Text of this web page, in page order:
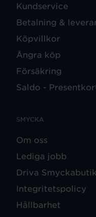
Kundservice
Betalning &
Köpvillkor
Ångra köp
Försäkring
Saldo -
SMYCKA
Om oss
Lediga jobb
Driva Smyckabutik
Integritetspolicy
Hållbarhet